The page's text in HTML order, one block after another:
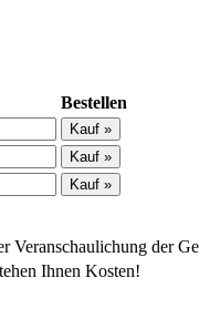
Bestellen
Veranschaulichung der
Ihnen Kosten!